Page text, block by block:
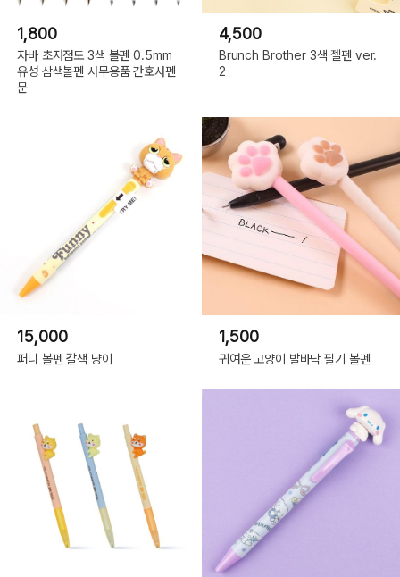
1,800
자바 초저점도 3색 볼펜 0.5mm
유성 삼색볼펜 사무용품 간호사펜
문
4,500
Brunch Brother 3색 젤펜 ver.
2
15,000
퍼니 볼펜 갈색 냥이
1,500
귀여운 고양이 발바닥 필기 볼펜